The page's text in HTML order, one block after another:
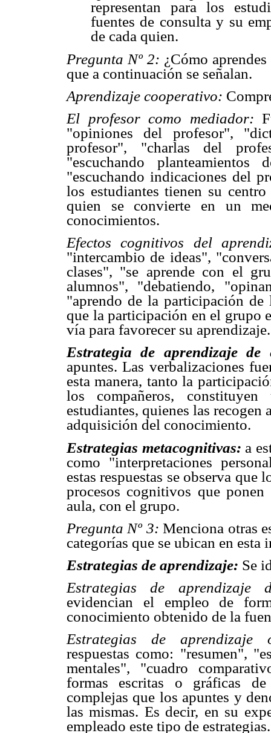
representan para los
fuentes de consulta y su
de cada quien.
Pregunta Nº 2: ¿Cómo
que a continuación se señalan.
Aprendizaje cooperativo:
El profesor como mediador:
"opiniones del profesor",
profesor", "charlas del
"escuchando
"escuchando indicaciones del
los estudiantes tienen su
quien se convierte en un
conocimientos.
Efectos cognitivos del
"intercambio de ideas",
clases", "se aprende con el
alumnos", "debatiendo,
"aprendo de la participación de
que la participación en el grupo
vía para favorecer su aprendizaje.
Estrategia de aprendizaje
apuntes. Las verbalizaciones
esta manera, tanto la
los compañeros,
estudiantes, quienes las recogen
adquisición del conocimiento.
Estrategias metacognitivas: a
como "interpretaciones
estas respuestas se observa
procesos cognitivos que
aula, con el grupo.
Pregunta Nº 3: Menciona otras
categorías que se ubican en esta
Estrategias de aprendizaje: Se
Estrategias de
evidencian el empleo de
conocimiento obtenido de la
Estrategias de aprendizaje
respuestas como: "resumen",
mentales", "cuadro
formas escritas o gráficas
complejas que los apuntes y
las mismas. Es decir, en su
empleado este tipo de estrategias.